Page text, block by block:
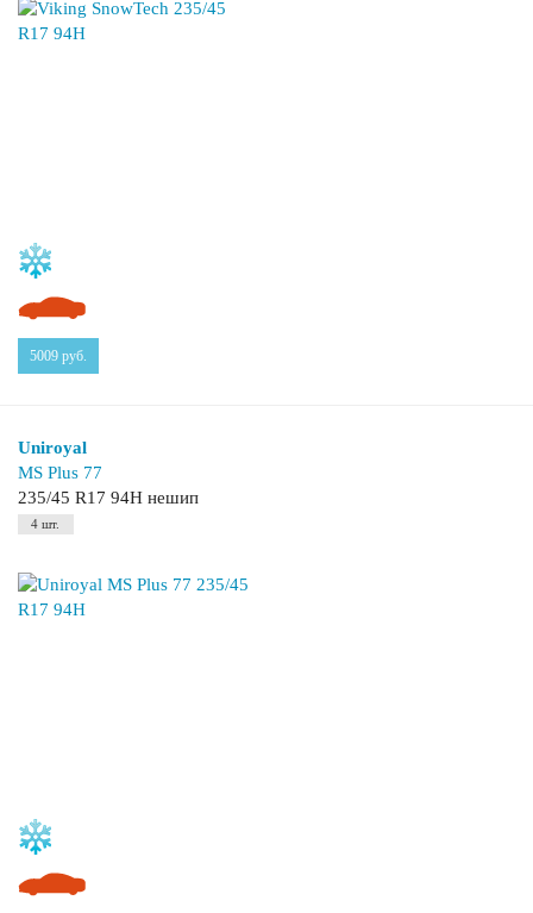
5009 руб.
Uniroyal
MS Plus 77
235/45 R17 94H нешип
4 шт.